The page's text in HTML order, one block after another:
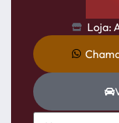
Loja: